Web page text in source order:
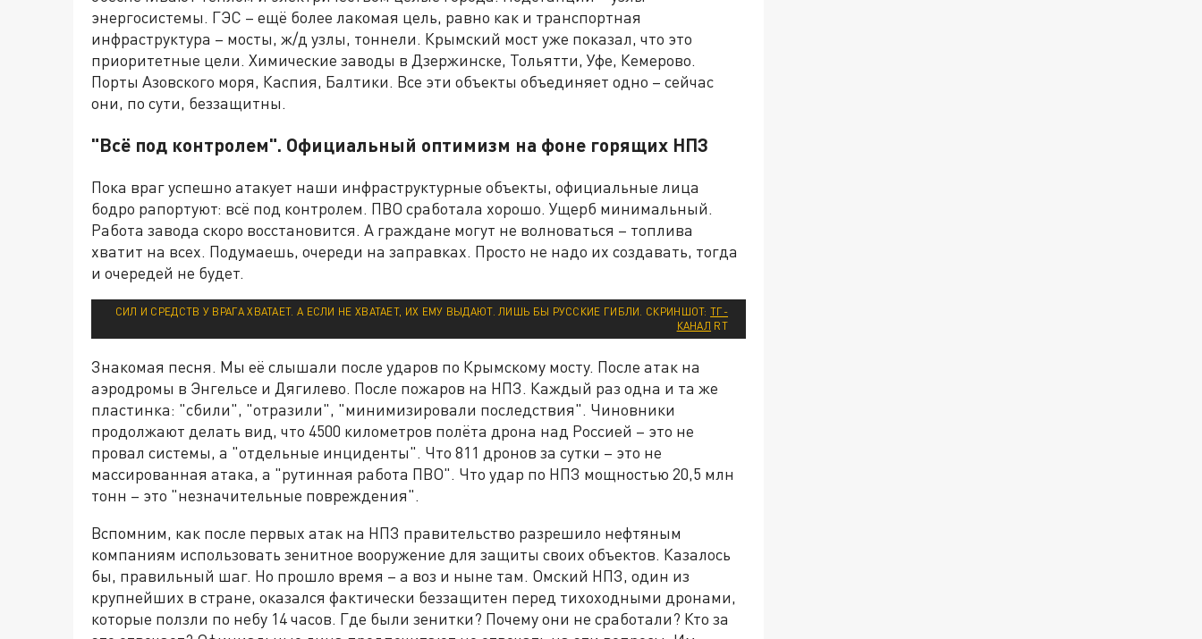
энергосистемы. ГЭС – ещё более лакомая цель, равно как и транспортная
инфраструктура – мосты, ж/д узлы, тоннели. Крымский мост уже показал, что это
приоритетные цели. Химические заводы в Дзержинске, Тольятти, Уфе, Кемерово.
Порты Азовского моря, Каспия, Балтики. Все эти объекты объединяет одно – сейчас
они, по сути, беззащитны.
"Всё под контролем". Официальный оптимизм на фоне горящих НПЗ
Пока враг успешно атакует наши инфраструктурные объекты, официальные лица
бодро рапортуют: всё под контролем. ПВО сработала хорошо. Ущерб минимальный.
Работа завода скоро восстановится. А граждане могут не волноваться – топлива
хватит на всех. Подумаешь, очереди на заправках. Просто не надо их создавать, тогда
и очередей не будет.
СИЛ И СРЕДСТВ У ВРАГА ХВАТАЕТ. А ЕСЛИ НЕ ХВАТАЕТ, ИХ ЕМУ ВЫДАЮТ. ЛИШЬ БЫ РУССКИЕ ГИБЛИ. СКРИНШОТ:ТГ-
КАНАЛ RT
Знакомая песня. Мы её слышали после ударов по Крымскому мосту. После атак на
аэродромы в Энгельсе и Дягилево. После пожаров на НПЗ. Каждый раз одна и та же
пластинка: "сбили", "отразили", "минимизировали последствия". Чиновники
продолжают делать вид, что 4500 километров полёта дрона над Россией – это не
провал системы, а "отдельные инциденты". Что 811 дронов за сутки – это не
массированная атака, а "рутинная работа ПВО". Что удар по НПЗ мощностью 20,5 млн
тонн – это "незначительные повреждения".
Вспомним, как после первых атак на НПЗ правительство разрешило нефтяным
компаниям использовать зенитное вооружение для защиты своих объектов. Казалось
бы, правильный шаг. Но прошло время – а воз и ныне там. Омский НПЗ, один из
крупнейших в стране, оказался фактически беззащитен перед тихоходными дронами,
которые ползли по небу 14 часов. Где были зенитки? Почему они не сработали? Кто за